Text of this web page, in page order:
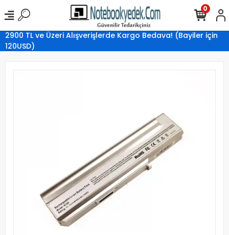
2900 TL ve Üzeri Alışverişlerde Kargo Bedava! (Bayiler için
120USD)
0